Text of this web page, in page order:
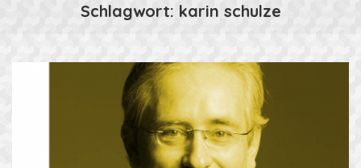
Schlagwort: karin schulze